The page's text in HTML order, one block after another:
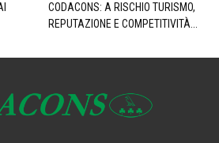
CODACONS: A RISCHIO TURISMO,
REPUTAZIONE E COMPETITIVITÀ...